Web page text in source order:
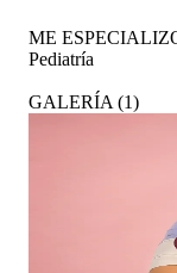
ME
Pediatría
GALERÍA (1)